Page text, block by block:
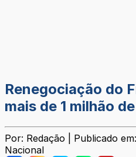
Renegociação do
mais de 1 milhão
Por: Redação | Publicado
Nacional